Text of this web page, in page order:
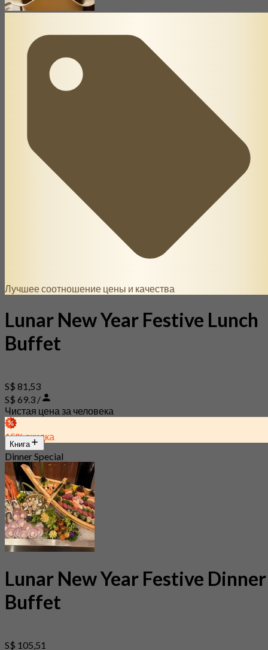
Лучшее соотношение цены и качества
Lunar New Year Festive Lunch
Buffet
S$ 81,53
S$ 69.3 /
Чистая цена за человека
15% скидка
Книга
Dinner Special
Lunar New Year Festive Dinner
Buffet
S$ 105,51